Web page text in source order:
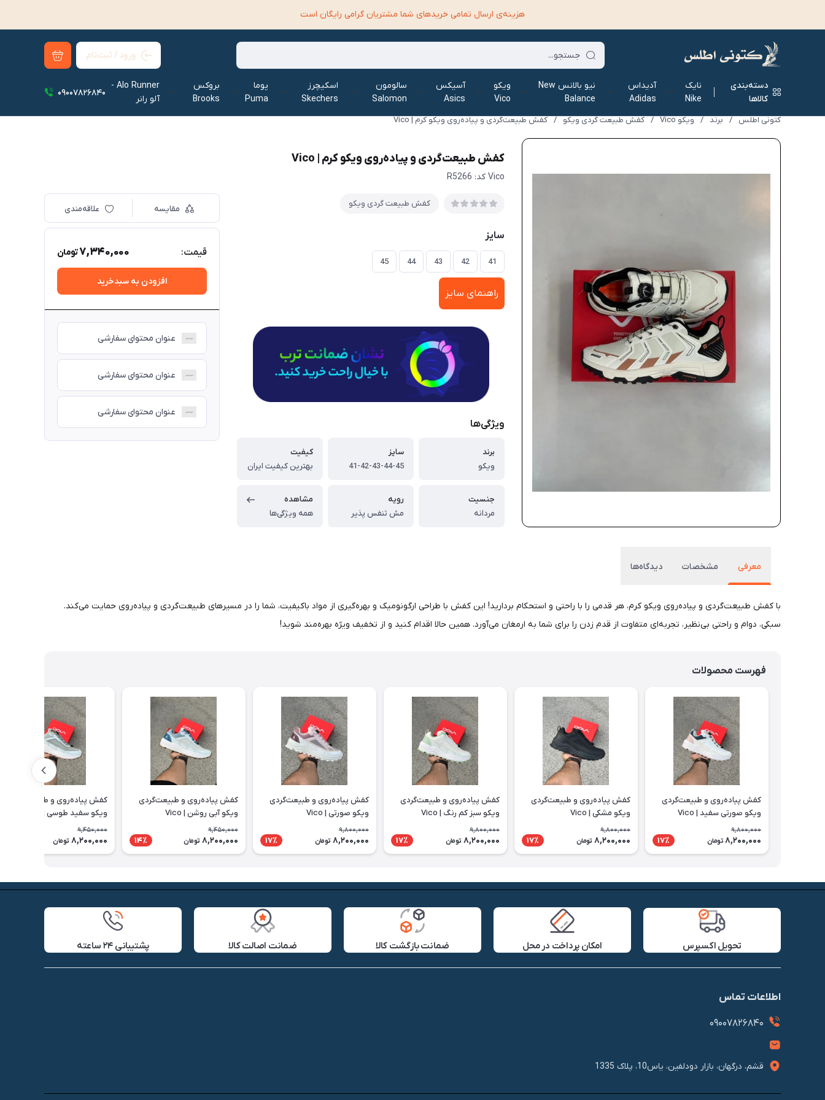
هزینه‌ی ارسال تمامی خرید‌های شما مشتریان گرامی رایگان است
ورود / ثبت‌نام
دسته‌بندی
کالاها
نایک
Nike
آدیداس
Adidas
نیو بالانس New
Balance
ویکو
Vico
آسیکس
Asics
سالومون
Salomon
اسکیچرز
Skechers
پوما
Puma
بروکس
Brooks
Alo Runner -
آلو رانر‌
09007826840
کتونی اطلس / برند / ویکو Vico / کفش طبیعت گردی ویکو / کفش طبیعت‌گردی و پیاده‌روی ویکو کرم | Vico
کفش طبیعت‌گردی و پیاده‌روی ویکو کرم | Vico
Vico کد: R5266
کفش طبیعت گردی ویکو
سایز
41
42
43
44
45
راهنمای سایز
ویژگی‌ها
برند
ویکو
سایز
41-42-43-44-45
کیفیت
بهترین کیفیت ایران
جنسیت
مردانه
رویه
مش تنفس پذیر
مشاهده
همه ویژگی‌ها
مقایسه علاقه‌مندی
قیمت: 7,340,000تومان
افزودن به سبدخرید
عنوان محتوای سفارشی
عنوان محتوای سفارشی
عنوان محتوای سفارشی
معرفی مشخصات دیدگاه‌ها
با کفش طبیعت‌گردی و پیاده‌روی ویکو کرم، هر قدمی را با راحتی و استحکام بردارید! این کفش با طراحی ارگونومیک و بهره‌گیری از مواد باکیفیت، شما را در مسیرهای طبیعت‌گردی و پیاده‌روی حمایت می‌کند.
سبکی، دوام و راحتی بی‌نظیر، تجربه‌ای متفاوت از قدم زدن را برای شما به ارمغان می‌آورد. همین حالا اقدام کنید و از تخفیف ویژه بهره‌مند شوید!
فهرست محصولات
کفش پیاده‌روی و طبیعت‌گردی
ویکو صورتی سفید | Vico
9,800,000
8,200,000 تومان 17٪
کفش پیاده‌روی و طبیعت‌گردی
ویکو مشکی | Vico
9,800,000
8,200,000 تومان 17٪
کفش پیاده‌روی و طبیعت‌گردی
ویکو سبز کم رنگ | Vico
9,800,000
8,200,000 تومان 17٪
کفش پیاده‌روی و طبیعت‌گردی
ویکو صورتی | Vico
9,800,000
8,200,000 تومان 17٪
کفش پیاده‌روی و طبیعت‌گردی
ویکو آبی روشن | Vico
9,450,000
8,200,000 تومان 14٪
کفش پیاده‌روی و طبیعت‌گردی
ویکو سفید طوسی | Vico
9,450,000
8,200,000 تومان
تحویل اکسپرس امکان پرداخت در محل ضمانت بازگشت کالا ضمانت اصالت کالا پشتیبانی ۲۴ ساعته
اطلاعات تماس
09007826840
قشم، درگهان، بازار دودلفین، یاس10، پلاک 1335